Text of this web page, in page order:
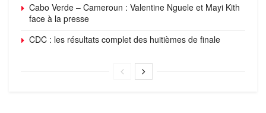
Cabo Verde – Cameroun : Valentine Nguele et Mayi Kith
face à la presse
CDC : les résultats complet des huitièmes de finale